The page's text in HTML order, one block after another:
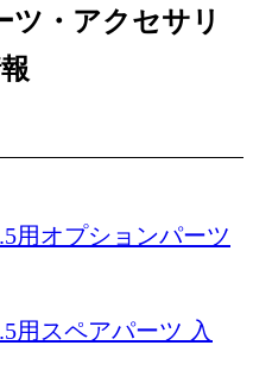
ツ・アクセサリ
用オプションパーツ
用スペアパーツ 入